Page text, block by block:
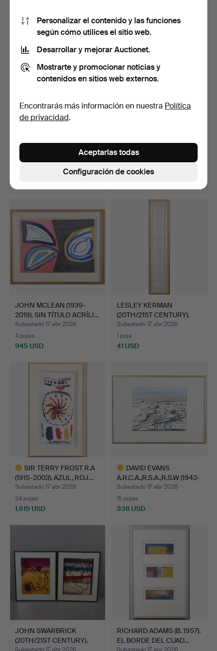
135 USD 270 USD
BRIAN RICE (B.1936).
Subastado 17 abr 2026
TREVOR SUTTON (B. 1955).
SIN TÍTULO.
Subastado 17 abr 2026
14 pujas
JOHN MCLEAN (1939-
2019). SIN TÍTULO ACRÍLI…
Subastado 17 abr 2026
4 pujas
945 USD
LESLEY KERMAN
(20TH/21ST CENTURY).
«OH BLE…
Subastado 17 abr 2026
1 puja
41 USD
SIR TERRY FROST R.A
(1915-2003). AZUL, ROJ…
Subastado 17 abr 2026
24 pujas
1.619 USD
DAVID EVANS
A.R.C.A.,R.S.A.,R.S.W (1942-
20…
Subastado 17 abr 2026
15 pujas
338 USD
seleccionado
JOHN SWARBRICK
(20TH/21ST CENTURY).
Subastado 17 abr 2026
RICHARD ADAMS (B. 1957).
EL BORDE DEL CUAD…
Subastado 17 abr 2026
Personalizar el contenido y las funciones
según cómo utilices el sitio web.
Desarrollar y mejorar Auctionet.
Mostrarte y promocionar noticias y
contenidos en sitios web externos.
Encontrarás más información en nuestra Política
de privacidad.
Configuración de cookies
Aceptarlas todas